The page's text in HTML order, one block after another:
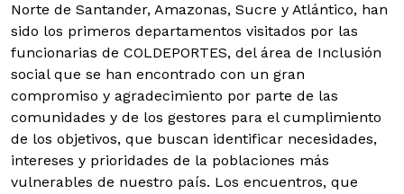
Norte de Santander, Amazonas, Sucre y Atlántico, han
sido los primeros departamentos visitados por las
funcionarias de COLDEPORTES, del área de Inclusión
social que se han encontrado con un gran
compromiso y agradecimiento por parte de las
comunidades y de los gestores para el cumplimiento
de los objetivos, que buscan identificar necesidades,
intereses y prioridades de la poblaciones más
vulnerables de nuestro país. Los encuentros, que